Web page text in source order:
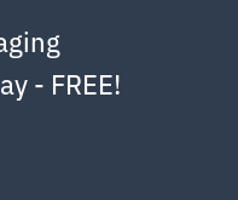
- FREE!